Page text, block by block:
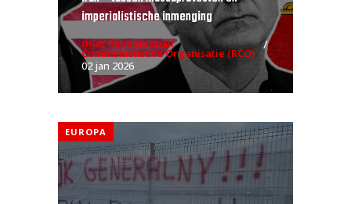
imperialistische inmenging
door Revolutionair
Communistische Organisatie (RCO)
02 jan 2026
EUROPA